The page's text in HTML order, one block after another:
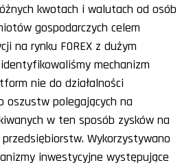
kwotach i walutach od osób
gospodarczych celem
na rynku FOREX z dużym
mechanizm
nie do działalności
oszustw polegających na
w ten sposób zysków na
Wykorzystywano
inwestycyjne występujące